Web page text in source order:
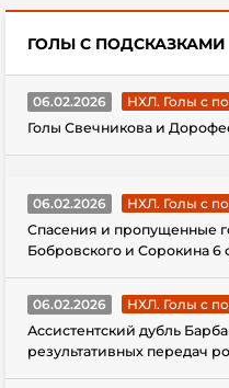
ГОЛЫ С ПОДСКАЗКАМИ
06.02.2026
НХЛ. Голы с
Голы Свечникова и
06.02.2026
НХЛ. Голы с
Спасения и пропущенные
Бобровского и Сорокина 6
06.02.2026
НХЛ. Голы с
Ассистентский дубль
результативных передач